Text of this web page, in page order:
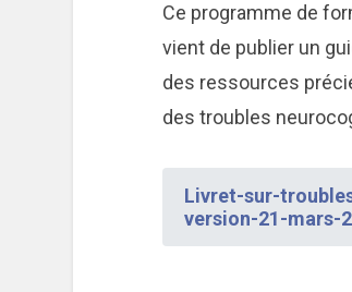
Ce programme de
vient de publier un
des ressources
des troubles
Livret-sur-
version-21-mars-